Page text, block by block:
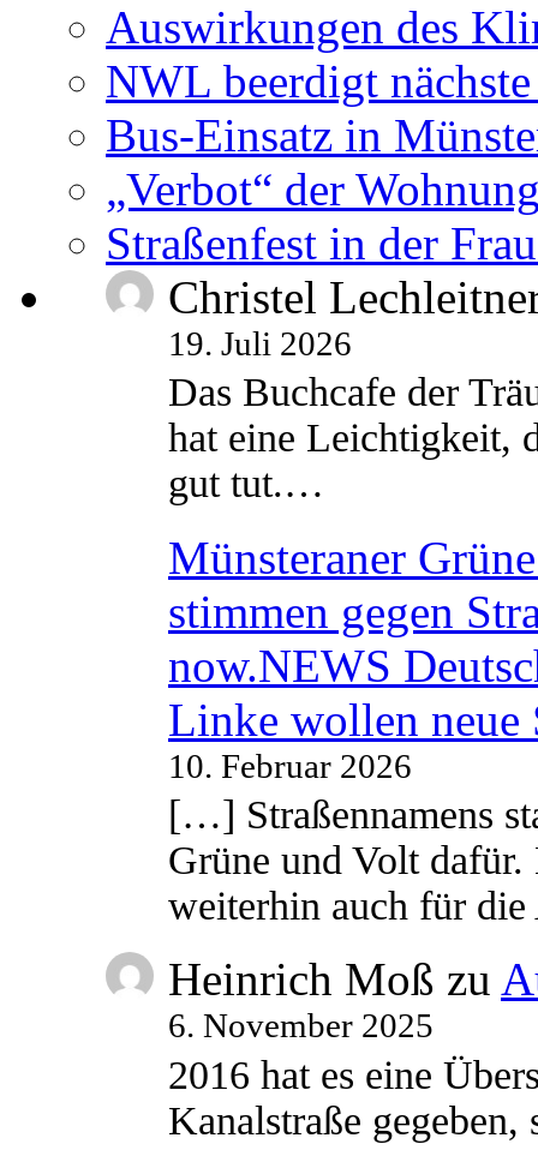
Auswirkungen des
NWL beerdigt
Bus-Einsatz in
„Verbot“ der
Straßenfest in der
Christel
19. Juli 2026
Das Buchcafe der
hat eine Leichtigkeit,
gut tut.…
Münsteraner
stimmen gegen
now.NEWS
Linke wollen neue
10. Februar 2026
[…] Straßennamens
Grüne und Volt
weiterhin auch für
Heinrich Moß zu
6. November 2025
2016 hat es eine
Kanalstraße